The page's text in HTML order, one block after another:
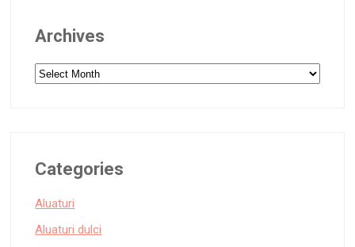
Archives
Archives
Categories
Aluaturi
Aluaturi dulci